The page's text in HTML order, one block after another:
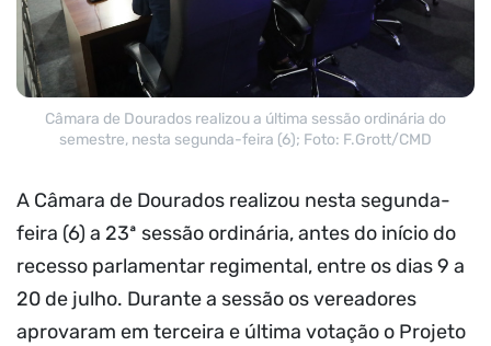
Câmara de Dourados realizou a última sessão ordinária do
semestre, nesta segunda-feira (6); Foto: F.Grott/CMD
A Câmara de Dourados realizou nesta segunda-
feira (6) a 23ª sessão ordinária, antes do início do
recesso parlamentar regimental, entre os dias 9 a
20 de julho. Durante a sessão os vereadores
aprovaram em terceira e última votação o Projeto